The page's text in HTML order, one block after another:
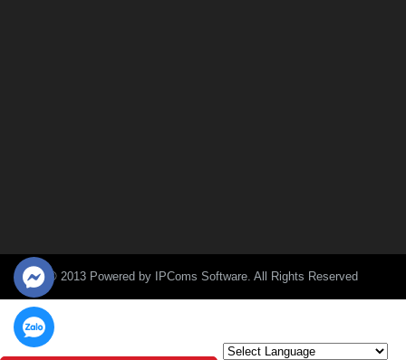
© 2013 Powered by IPComs Software. All Rights Reserved